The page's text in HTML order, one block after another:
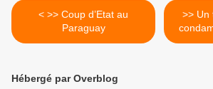
< >> Coup d’Etat au
Paraguay
>> Un
d'un
Hébergé par Overblog